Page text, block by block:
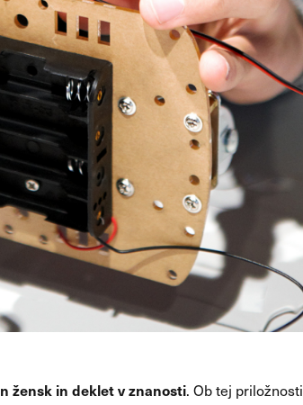
žensk in deklet v znanosti. Ob tej priložnosti